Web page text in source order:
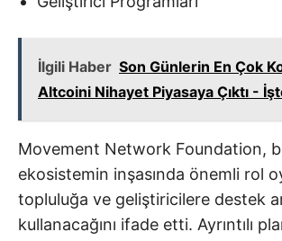
İlgili Haber Son Günlerin En Çok
Altcoini Nihayet Piyasaya Çıktı -
Movement Network Foundation,
ekosistemin inşasında önemli rol
topluluğa ve geliştiricilere destek
kullanacağını ifade etti. Ayrıntılı